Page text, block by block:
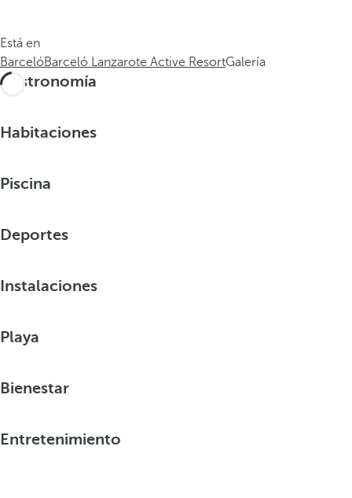
Está en
BarcelóBarceló Lanzarote Active ResortGalería
Gastronomía
Habitaciones
Piscina
Deportes
Instalaciones
Playa
Bienestar
Entretenimiento